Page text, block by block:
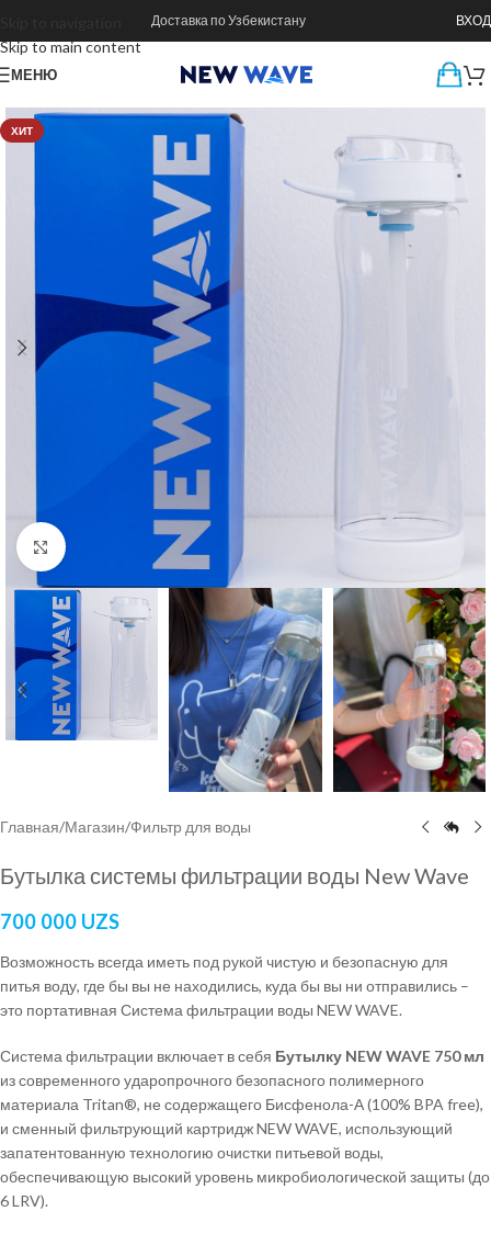
Skip to main content
Доставка по Узбекистану ВХОД
МЕНЮ
ХИТ
Нажмите, чтобы увеличить
Главная/Магазин/Фильтр для воды
Бутылка системы фильтрации воды New Wave
700 000 UZS
Возможность всегда иметь под рукой чистую и безопасную для
питья воду, где бы вы не находились, куда бы вы ни отправились –
это портативная Система фильтрации воды NEW WAVE.
Система фильтрации включает в себя Бутылку NEW WAVE 750 мл
из современного ударопрочного безопасного полимерного
материала Tritan®, не содержащего Бисфенола-А (100% BPA free),
и сменный фильтрующий картридж NEW WAVE, использующий
запатентованную технологию очистки питьевой воды,
обеспечивающую высокий уровень микробиологической защиты (до
6 LRV).